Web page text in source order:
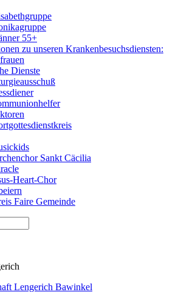
55+
zu unseren Krankenbesuchsdiensten:
Dienste
Sankt Cäcilia
Heart-Chor
Faire Gemeinde